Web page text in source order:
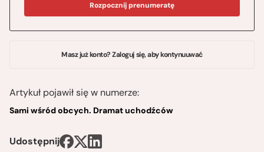
Rozpocznij prenumeratę
Masz już konto? Zaloguj się, aby kontynuuwać
Artykuł pojawił się w numerze:
Sami wśród obcych. Dramat uchodźców
Udostępnij